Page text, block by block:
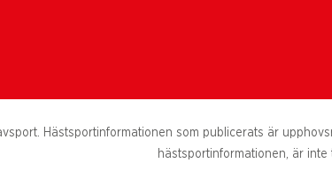
Hästsportinformationen som publicerats är
hästsportinformationen, är inte